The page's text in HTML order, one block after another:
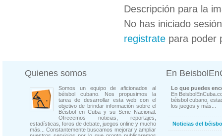
Descripción para la
No has iniciado
registrate para poder
Quienes somos
Somos un equipo de aficionados al
béisbol cubano. Nos propusimos la
tarea de desarrollar esta web con el
objetivo de brindar información sobre el
Béisbol en Cuba y su Serie Nacional.
Ofrecemos noticias, reportajes,
estadísticas, foros de debate, juegos online y mucho
más... Constantemente buscamos mejorar y ampliar
En
Lo que puedes
En
béisbol cubano,
los juegos y más...
Noticias del